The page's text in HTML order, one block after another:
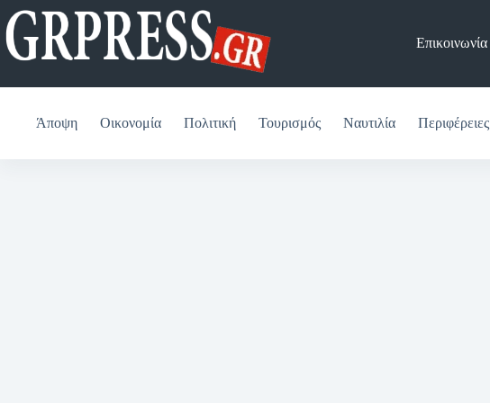
Μετάβαση
στο
περιεχόμενο
Επικοινωνία
Άποψη Οικονομία Πολιτική Τουρισμός Ναυτιλία Περιφέρειες